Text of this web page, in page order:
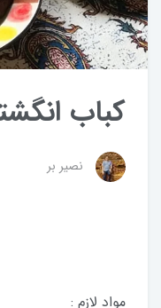
کباب
نصیر بر
مواد لازم :